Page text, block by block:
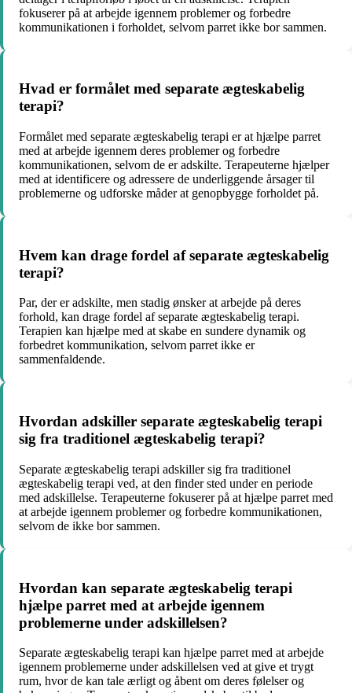
fokuserer på at arbejde igennem problemer og forbedre
kommunikationen i forholdet, selvom parret ikke bor sammen.
Hvad er formålet med separate ægteskabelig
terapi?
Formålet med separate ægteskabelig terapi er at hjælpe parret
med at arbejde igennem deres problemer og forbedre
kommunikationen, selvom de er adskilte. Terapeuterne hjælper
med at identificere og adressere de underliggende årsager til
problemerne og udforske måder at genopbygge forholdet på.
Hvem kan drage fordel af separate ægteskabelig
terapi?
Par, der er adskilte, men stadig ønsker at arbejde på deres
forhold, kan drage fordel af separate ægteskabelig terapi.
Terapien kan hjælpe med at skabe en sundere dynamik og
forbedret kommunikation, selvom parret ikke er
sammenfaldende.
Hvordan adskiller separate ægteskabelig terapi
sig fra traditionel ægteskabelig terapi?
Separate ægteskabelig terapi adskiller sig fra traditionel
ægteskabelig terapi ved, at den finder sted under en periode
med adskillelse. Terapeuterne fokuserer på at hjælpe parret med
at arbejde igennem problemer og forbedre kommunikationen,
selvom de ikke bor sammen.
Hvordan kan separate ægteskabelig terapi
hjælpe parret med at arbejde igennem
problemerne under adskillelsen?
Separate ægteskabelig terapi kan hjælpe parret med at arbejde
igennem problemerne under adskillelsen ved at give et trygt
rum, hvor de kan tale ærligt og åbent om deres følelser og